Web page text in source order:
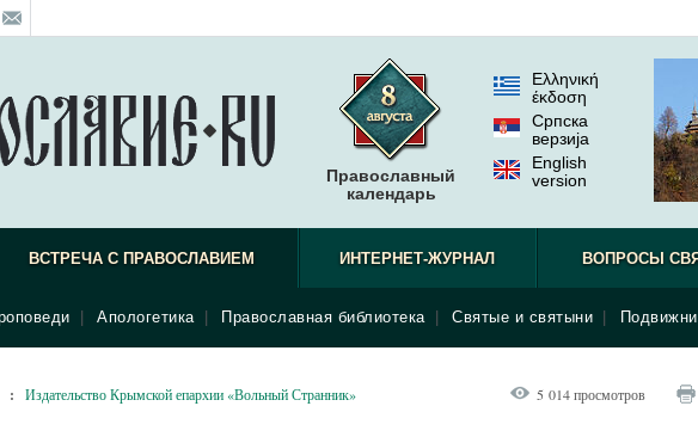
Православный
календарь
Ελληνική
έκδοση
Српска
верзиjа
English
version
ВСТРЕЧА С ПРАВОСЛАВИЕМ
Апологетика Православная библиотека Святые и святыни
ИНТЕРНЕТ-ЖУРНАЛ ВОПРОСЫ
: Издательство Крымской епархии «Вольный Странник» 5 014 просмотров